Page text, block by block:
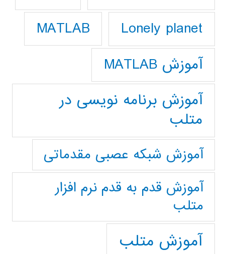
Lonely planet
MATLAB
آموزش MATLAB
آموزش برنامه نویسی در
متلب
آموزش شبکه عصبی مقدماتی
آموزش قدم به قدم نرم افزار
متلب
آموزش متلب